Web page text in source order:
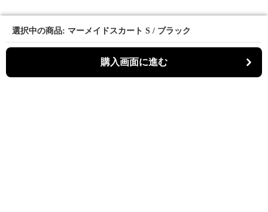
選択中の商品: マーメイドスカート S / ブラック
購入画面に進む
選択中の商品: マーメイドスカート S / ブラック
購入画面に進む